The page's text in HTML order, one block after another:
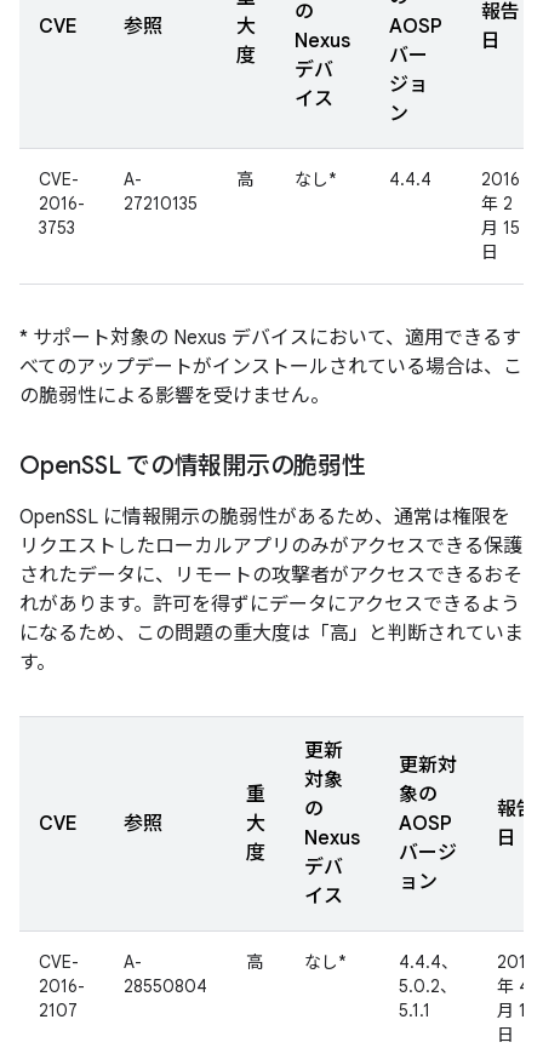
CVE 参照
大
度
の
Nexus
デバ
イス
AOSP
バー
ジョ
ン
報告
日
CVE-
2016-
3753
A-
27210135
高 なし* 4.4.4
2016
年 2
月 15
日
* サポート対象の Nexus デバイスにおいて、適用できるす
べてのアップデートがインストールされている場合は、こ
の脆弱性による影響を受けません。
OpenSSL での情報開示の脆弱性
OpenSSL に情報開示の脆弱性があるため、通常は権限を
リクエストしたローカルアプリのみがアクセスできる保護
されたデータに、リモートの攻撃者がアクセスできるおそ
れがあります。許可を得ずにデータにアクセスできるよう
になるため、この問題の重大度は「高」と判断されていま
す。
CVE 参照
重
大
度
更新
対象
の
Nexus
デバ
イス
更新対
象の
AOSP
バージ
ョン
報告
日
CVE-
2016-
2107
A-
28550804
高 なし*
4.4.4、
5.0.2、
5.1.1
2016
年 4
月 13
日